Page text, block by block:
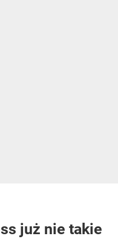
już nie takie